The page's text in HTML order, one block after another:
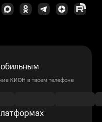
КИОН в твоем телефоне